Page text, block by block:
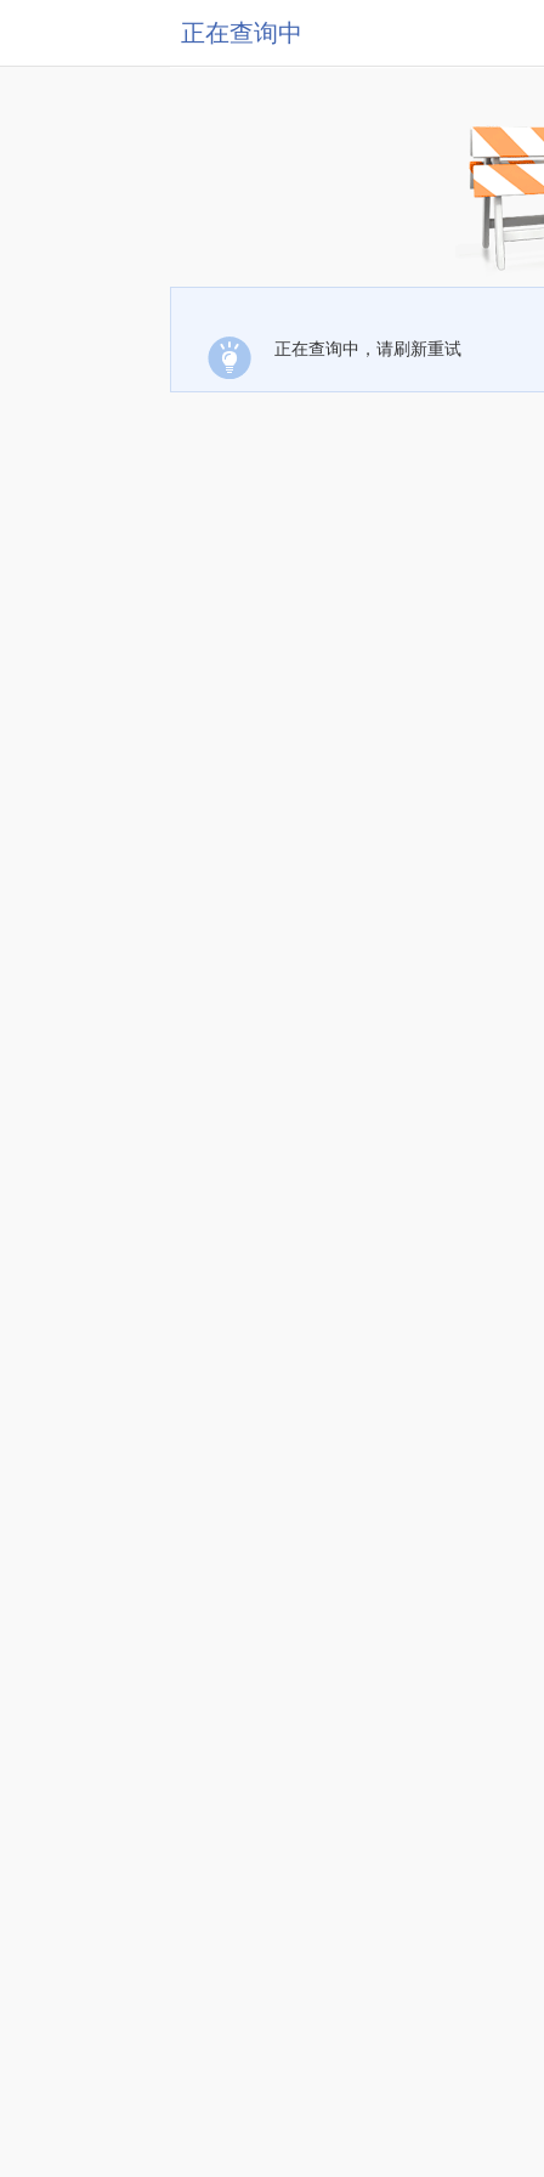
正在查询中
正在查询中，请刷新重试